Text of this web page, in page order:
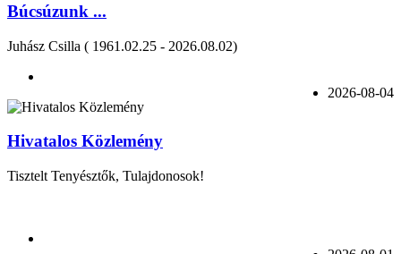
Búcsúzunk ...
Juhász Csilla ( 1961.02.25 - 2026.08.02)
2026-08-04
Hivatalos Közlemény
Tisztelt Tenyésztők, Tulajdonosok!